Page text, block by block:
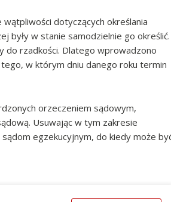
dotyczących określania
były w stanie samodzielnie go określić.
do rzadkości. Dlatego wprowadzono
w którym dniu danego roku termin
orzeczeniem sądowym,
Usuwając w tym zakresie
egzekucyjnym, do kiedy może